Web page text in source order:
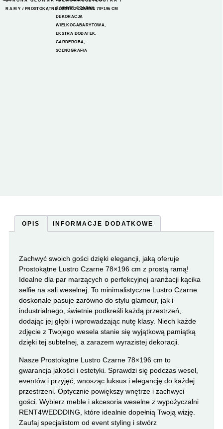
& WHITE,CZARNY,
DEKORACJA
WIELKOGABARYTOWA,
EKSTRA DODATEK,
GARDEROBA,
SCENOGRAFIA
RAMY / PROSTOKĄTNE LUSTRO CZARNE 78×196 CM
OPIS INFORMACJE DODATKOWE
Zachwyć swoich gości dzięki elegancji, jaką oferuje
Prostokątne Lustro Czarne 78×196 cm z prostą ramą!
Idealne dla par marzących o perfekcyjnej aranżacji kącika
selfie na sali weselnej. To minimalistyczne Lustro Czarne
doskonale pasuje zarówno do stylu glamour, jak i
industrialnego, świetnie podkreśli każdą przestrzeń,
dodając jej głębi i wprowadzając nutę klasy. Niech każde
zdjęcie z Twojego wesela stanie się wyjątkową pamiątką
dzięki tej subtelnej, a zarazem wyrazistej dekoracji.
Nasze Prostokątne Lustro Czarne 78×196 cm to
gwarancja jakości i estetyki. Sprawdzi się podczas wesel,
eventów i przyjęć, wnosząc luksus i elegancję do każdej
przestrzeni. Optycznie powiększy wnętrze i zachwyci
gości. Wybierz meble i akcesoria weselne z wypożyczalni
RENT4WEDDDING, które idealnie dopełnią Twoją wizję.
Zaufaj specjalistom od event styling i stwórz